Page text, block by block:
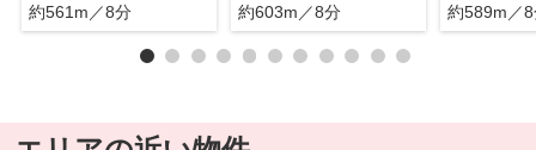
約561m／8分
約603m／8分
約589m／